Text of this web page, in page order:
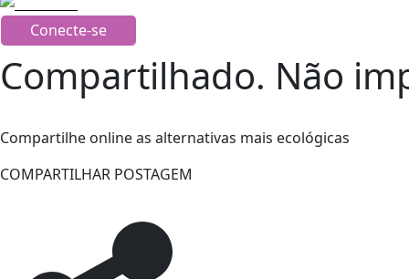
Conecte-se
Compartilhado. Não
Compartilhe online as alternativas mais ecológicas
COMPARTILHAR POSTAGEM